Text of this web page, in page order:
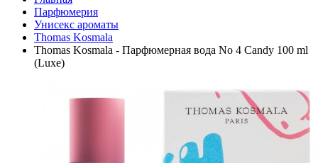
Парфюмерия
Унисекс ароматы
Thomas Kosmala
Thomas Kosmala - Парфюмерная вода No 4 Candy 100 ml
(Luxe)